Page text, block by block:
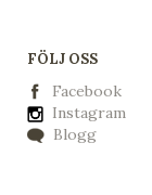
FÖLJ OSS
Facebook
Instagram
Blogg